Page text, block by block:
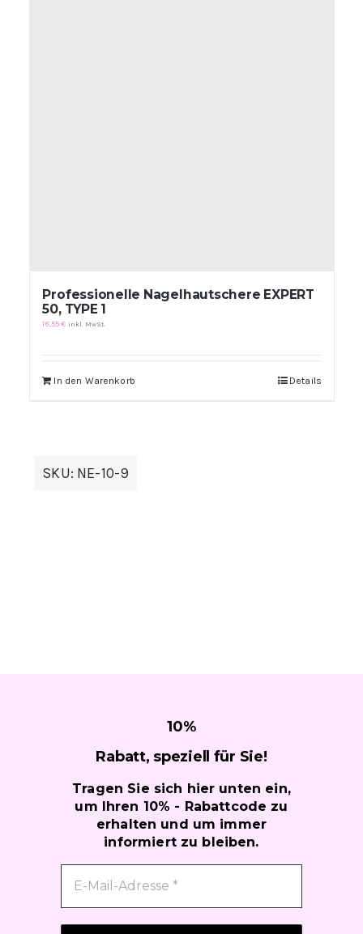
Professionelle Nagelhautschere EXPERT
50, TYPE 1
18,55€ inkl. MwSt.
In den Warenkorb Details
SKU: NE-10-9
10%
Rabatt, speziell für Sie!
Tragen Sie sich hier unten ein,
um Ihren 10% - Rabattcode zu
erhalten und um immer
informiert zu bleiben.